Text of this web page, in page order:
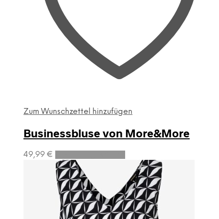
Zum Wunschzettel hinzufügen
Businessbluse von More&More
49,99 €
Dieses
Produkt
weist
mehrere
Varianten
auf.
Die